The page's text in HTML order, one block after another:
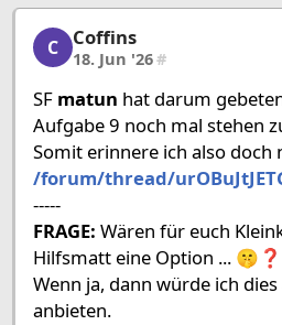
Coffins, 3/7, 18. Jun '26
C Coffins
18. Jun '26#
SF matun hat darum
Aufgabe 9 noch mal stehen
Somit erinnere ich also doch
/forum/thread/
-----
FRAGE: Wären für euch
Hilfsmatt eine Option ... 🤫❓
Wenn ja, dann würde ich
anbieten.